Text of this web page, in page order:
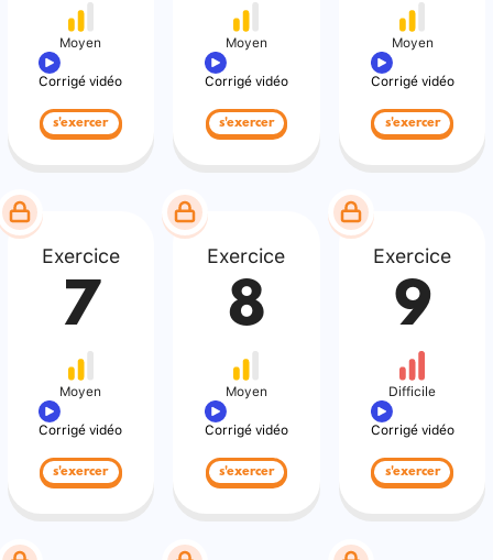
Moyen
Corrigé vidéo
s'exercer
Moyen
Corrigé vidéo
s'exercer
Moyen
Corrigé vidéo
s'exercer
Exercice
7
Moyen
Corrigé vidéo
s'exercer
Exercice
8
Moyen
Corrigé vidéo
s'exercer
Exercice
9
Difficile
Corrigé vidéo
s'exercer